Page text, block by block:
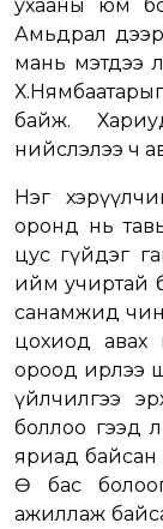
ухааны юм
Амьдрал
мань мэтдээ л
байж.
нийслэлээ ч
Нэг
оронд нь
цус гүйдэг
ийм учиртай
санамжид
цохиод авах
ороод ирлээ
үйлчилгээ
боллоо гээд л
яриад байсан
Өө бас
ажиллаж